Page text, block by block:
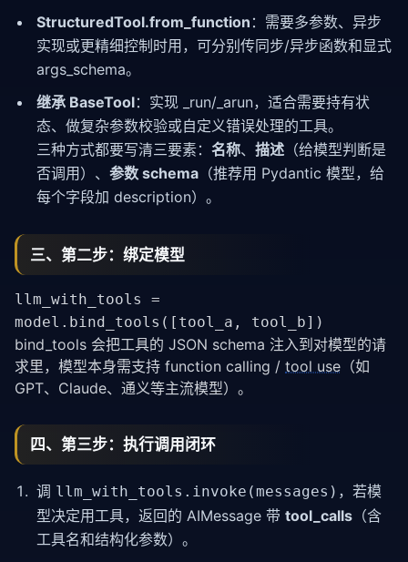
StructuredTool.from_function ：需要多参数、异步
实现或更精细控制时用，可分别传同步/异步函数和显式
args_schema。
继承 BaseTool：实现 _run/_arun，适合需要持有状
态、做复杂参数校验或自定义错误处理的工具。
三种方式都要写清三要素： 名称、 描述 （给模型判断是
否调用）、 参数 schema （推荐用 Pydantic 模型，给
每个字段加 description）。
三、第二步：绑定模型
llm_with_tools =
model.bind_tools([tool_a, tool_b])
bind_tools 会把工具的 JSON schema 注入到对模型的请
求里，模型本身需支持 function calling / tool use （如
GPT、Claude、通义等主流模型）。
四、第三步：执行调用闭环
调 llm_with_tools.invoke(messages) ，若模
型决定用工具，返回的 AIMessage 带 tool_calls （含
工具名和结构化参数）。